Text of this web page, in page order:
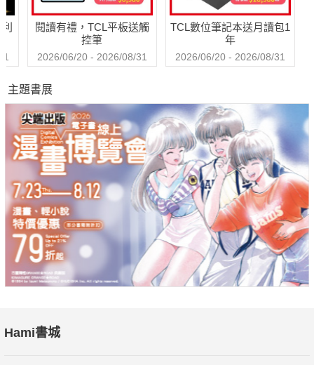
閱讀有禮，TCL平板送觸
控筆
2026/06/20 - 2026/08/31
TCL數位筆記本送月讀包1
年
2026/06/20 - 2026/08/31
主題書展
Hami書城